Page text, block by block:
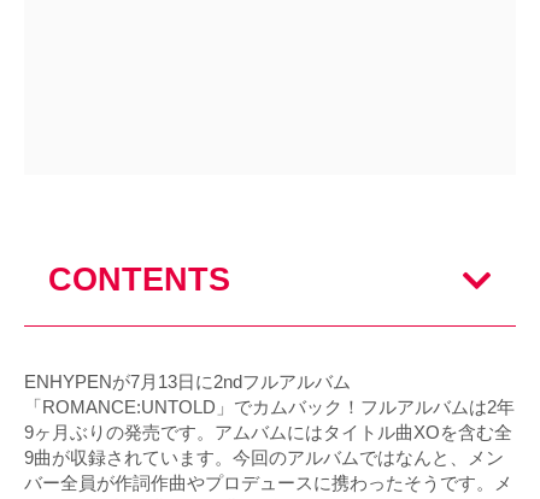
CONTENTS
ENHYPENが7月13日に2ndフルアルバム
「ROMANCE:UNTOLD」でカムバック！フルアルバムは2年
9ヶ月ぶりの発売です。アムバムにはタイトル曲XOを含む全
9曲が収録されています。今回のアルバムではなんと、メン
バー全員が作詞作曲やプロデュースに携わったそうです。メ